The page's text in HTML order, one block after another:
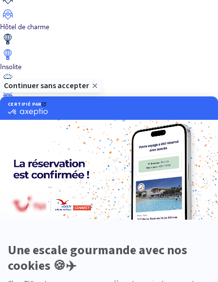
Hôtel de charme
Insolite
Luxe
Premium